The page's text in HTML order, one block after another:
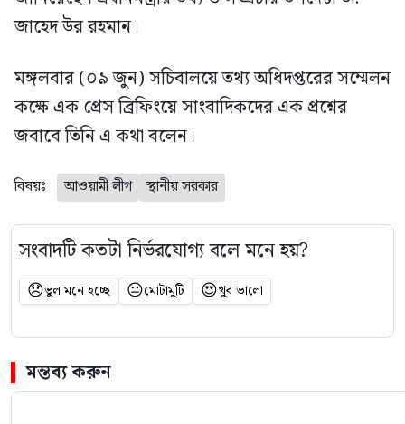
জাহেদ উর রহমান।
মঙ্গলবার (০৯ জুন) সচিবালয়ে তথ্য অধিদপ্তরের সম্মেলন
কক্ষে এক প্রেস ব্রিফিংয়ে সাংবাদিকদের এক প্রশ্নের
জবাবে তিনি এ কথা বলেন।
বিষয়ঃ আওয়ামী লীগ স্থানীয় সরকার
সংবাদটি কতটা নির্ভরযোগ্য বলে মনে হয়?
😞ভুল মনে হচ্ছে 😐মোটামুটি 😍খুব ভালো
মন্তব্য করুন